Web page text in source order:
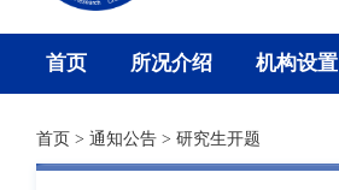
首页 所况介绍 机构设置
首页 > 通知公告 > 研究生开题